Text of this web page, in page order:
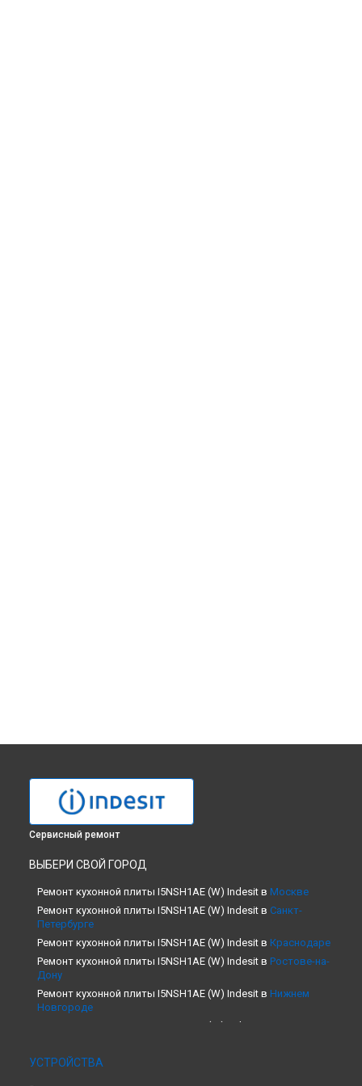
Сервисный ремонт
ВЫБЕРИ СВОЙ ГОРОД
Ремонт кухонной плиты I5NSH1AE (W) Indesit в Москве
Ремонт кухонной плиты I5NSH1AE (W) Indesit в Санкт-
Петербурге
Ремонт кухонной плиты I5NSH1AE (W) Indesit в Краснодаре
Ремонт кухонной плиты I5NSH1AE (W) Indesit в Ростове-на-
Дону
Ремонт кухонной плиты I5NSH1AE (W) Indesit в Нижнем
Новгороде
Ремонт кухонной плиты I5NSH1AE (W) Indesit в
Ремонт кухонной плиты I5NSH1AE (W) Indesit в
УСТРОЙСТВА